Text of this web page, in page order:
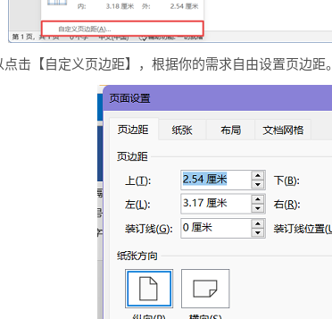
击【自定义页边距】，根据你的需求自由设置页边距。